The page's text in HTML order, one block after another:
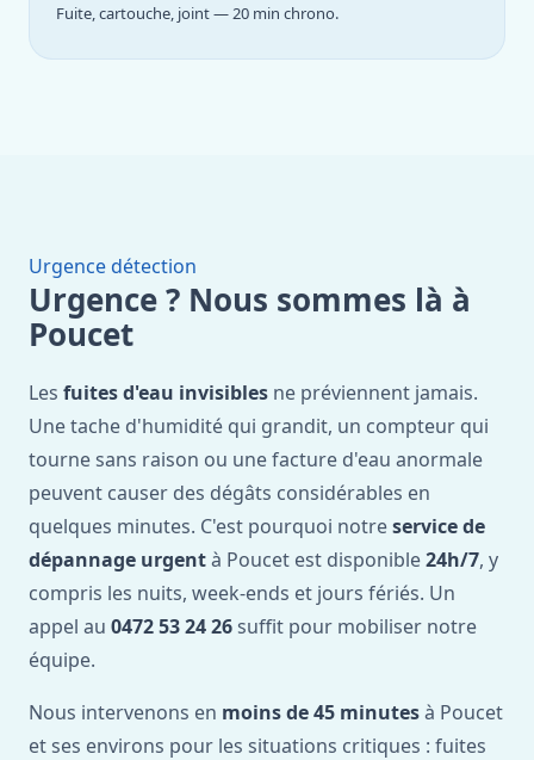
Fuite, cartouche, joint — 20 min chrono.
Urgence détection
Urgence ? Nous sommes là à
Poucet
Les fuites d'eau invisibles ne préviennent jamais.
Une tache d'humidité qui grandit, un compteur qui
tourne sans raison ou une facture d'eau anormale
peuvent causer des dégâts considérables en
quelques minutes. C'est pourquoi notreservice de
dépannage urgentà Poucet est disponible24h/7, y
compris les nuits, week-ends et jours fériés. Un
appel au 0472 53 24 26 suffit pour mobiliser notre
équipe.
Nous intervenons en moins de 45 minutesà Poucet
et ses environs pour les situations critiques : fuites